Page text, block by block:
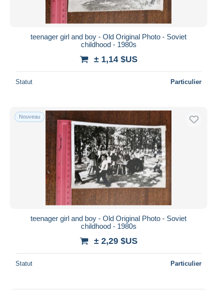
teenager girl and boy - Old Original Photo - Soviet
childhood - 1980s
± 1,14 $US
Statut Particulier
Nouveau
teenager girl and boy - Old Original Photo - Soviet
childhood - 1980s
± 2,29 $US
Statut Particulier